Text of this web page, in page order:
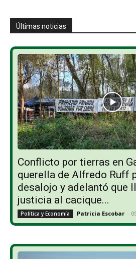
Últimas noticias
Conflicto por tierras en
querella de Alfredo Ruff
desalojo y adelantó que
justicia al cacique...
Política y Economía Patricia Escobar -